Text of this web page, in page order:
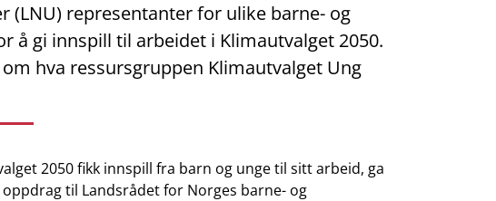
(LNU) representanter for ulike barne- og
å gi innspill til arbeidet i Klimautvalget 2050.
hva ressursgruppen Klimautvalget Ung
2050 fikk innspill fra barn og unge til sitt arbeid, ga
til Landsrådet for Norges barne- og